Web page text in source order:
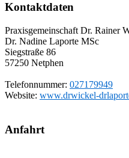
Kontaktdaten
Praxisgemeinschaft Dr. Rainer
Dr. Nadine Laporte MSc
Siegstraße 86
57250 Netphen
Telefonnummer: 027179949
Website: www.drwickel-
Anfahrt